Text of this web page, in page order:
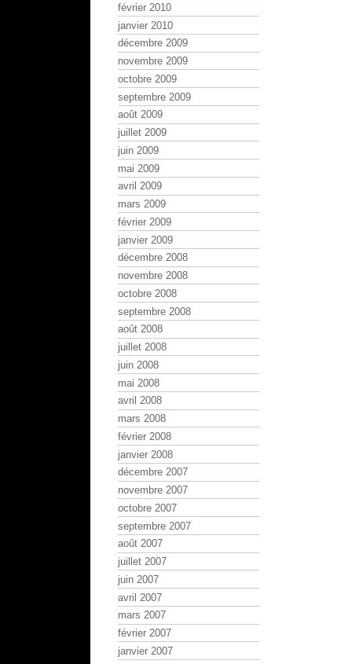
février 2010
janvier 2010
décembre 2009
novembre 2009
octobre 2009
septembre 2009
août 2009
juillet 2009
juin 2009
mai 2009
avril 2009
mars 2009
février 2009
janvier 2009
décembre 2008
novembre 2008
octobre 2008
septembre 2008
août 2008
juillet 2008
juin 2008
mai 2008
avril 2008
mars 2008
février 2008
janvier 2008
décembre 2007
novembre 2007
octobre 2007
septembre 2007
août 2007
juillet 2007
juin 2007
avril 2007
mars 2007
février 2007
janvier 2007